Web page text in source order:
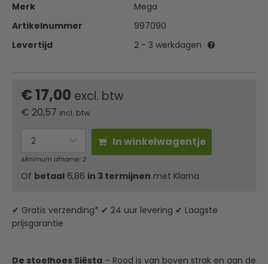
Merk
Mega
Artikelnummer
997090
Levertijd
2 - 3 werkdagen
€ 17,00 excl. btw
€ 20,57 incl. btw
Minimum afname: 2
In winkelwagentje
Of betaal 6,86 in 3 termijnen met Klarna
✔ Gratis verzending* ✔ 24 uur levering ✔ Laagste
prijsgarantie
De stoelhoes Siësta – Rood is van boven strak en aan de